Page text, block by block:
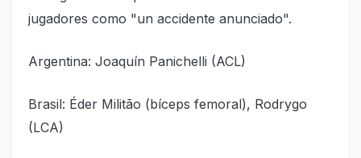
jugadores como "un accidente anunciado".
Argentina: Joaquín Panichelli (ACL)
Brasil: Éder Militão (bíceps femoral), Rodrygo
(LCA)